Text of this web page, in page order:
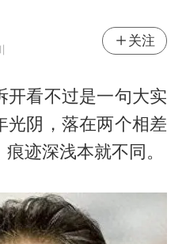
关注
开看不过是一句大实
阴，落在两个相差
迹深浅本就不同。